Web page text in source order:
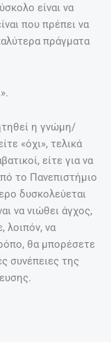
είναι να
που πρέπει να
πράγματα
η γνώμη/
«όχι», τελικά
είτε για να
το Πανεπιστήμιο
δυσκολεύεται
να νιώθει άγχος,
λοιπόν, να
θα μπορέσετε
συνέπειες της